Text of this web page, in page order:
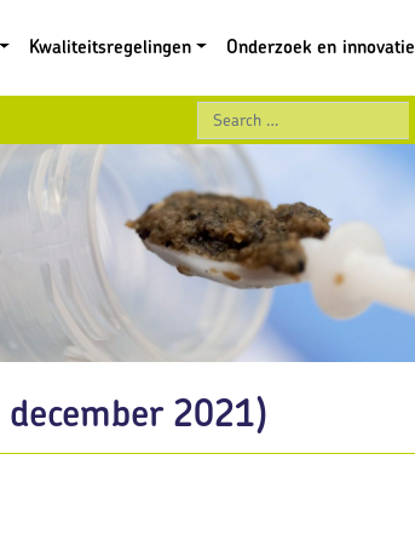
Kwaliteitsregelingen Onderzoek en innovatie
2021)